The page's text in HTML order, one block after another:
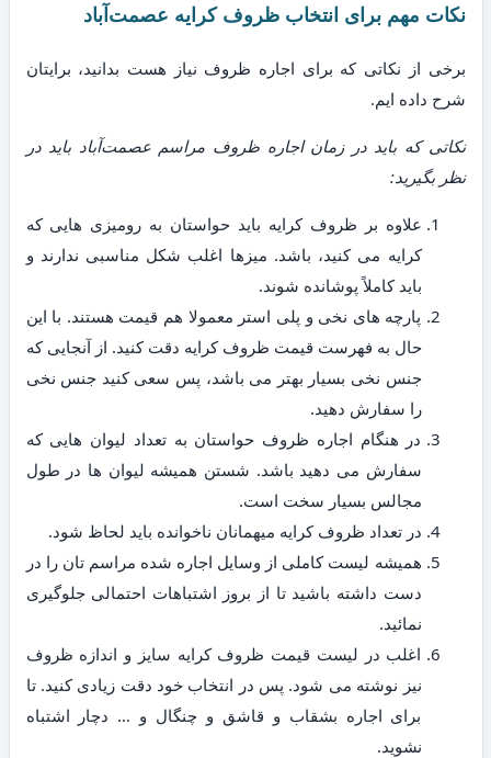
نکات مهم برای انتخاب ظروف کرایه عصمت‌آباد
برخی از نکاتی که برای اجاره ظروف نیاز هست بدانید، برایتان
شرح داده ایم.
نکاتی که باید در زمان اجاره ظروف مراسم عصمت‌آباد باید در
نظر بگیرید:
علاوه بر ظروف کرایه باید حواستان به رومیزی هایی که
کرایه می کنید، باشد. میزها اغلب شکل مناسبی ندارند و
باید کاملاً پوشانده شوند.
پارچه های نخی و پلی استر معمولا هم قیمت هستند. با این
حال به فهرست قیمت ظروف کرایه دقت کنید. از آنجایی که
جنس نخی بسیار بهتر می باشد، پس سعی کنید جنس نخی
را سفارش دهید.
در هنگام اجاره ظروف حواستان به تعداد لیوان هایی که
سفارش می دهید باشد. شستن همیشه لیوان ها در طول
مجالس بسیار سخت است.
در تعداد ظروف کرایه میهمانان ناخوانده باید لحاظ شود.
همیشه لیست کاملی از وسایل اجاره شده مراسم تان را در
دست داشته باشید تا از بروز اشتباهات احتمالی جلوگیری
نمائید.
اغلب در لیست قیمت ظروف کرایه سایز و اندازه ظروف
نیز نوشته می شود. پس در انتخاب خود دقت زیادی کنید. تا
برای اجاره بشقاب و قاشق و چنگال و … دچار اشتباه
نشوید.